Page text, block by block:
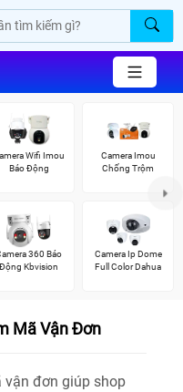
Wifi Imou
Báo Động
Camera Imou
Chống Trộm
360 Báo
Động Kbvision
Camera Ip Dome
Full Color Dahua
Mã Vận Đơn
vận đơn giúp shop